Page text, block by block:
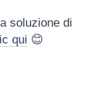
soluzione di
qui 😊